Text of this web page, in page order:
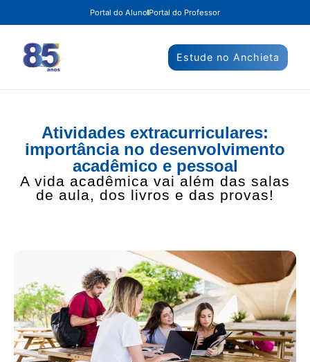
Portal do Aluno Portal do Professor
Estude no Anchieta
Atividades extracurriculares:
importância no desenvolvimento
acadêmico e pessoal
A vida acadêmica vai além das salas
de aula, dos livros e das provas!